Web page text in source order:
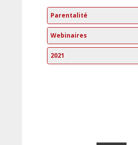
Parentalité
Webinaires
2021